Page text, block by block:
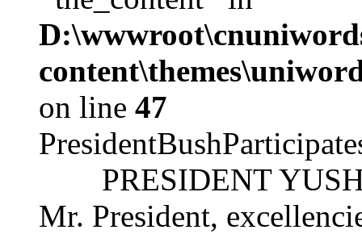
on line 47
PRESIDENT
Mr. President,